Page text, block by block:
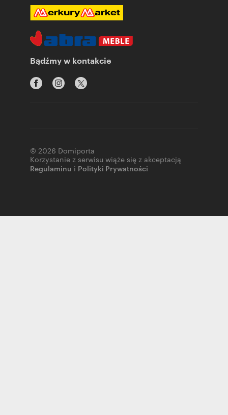
Bądźmy w kontakcie
© 2026 Domiporta
Korzystanie z serwisu wiąże się z akceptacją
Regulaminu i Polityki Prywatności